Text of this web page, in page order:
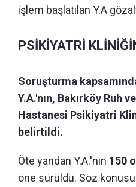
işlem başlatılan Y.A
PSİKİYATRİ
Soruşturma
Y.A.'nın, Bakırköy Ruh
Hastanesi Psikiyatri
belirtildi.
Öte yandan Y.A.'nın 150
öne sürüldü. Söz konusu